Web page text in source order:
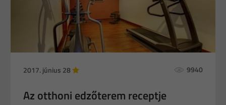
2017. június 28 9940
Az otthoni edzőterem receptje